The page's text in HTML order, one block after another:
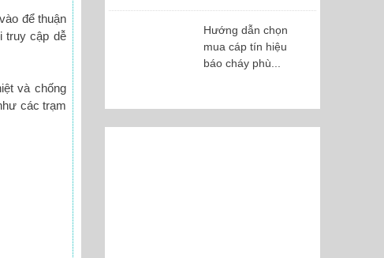
để thuận
truy cập dễ
và chống
các trạm
Hướng dẫn chọn
mua cáp tín hiệu
báo cháy phù...